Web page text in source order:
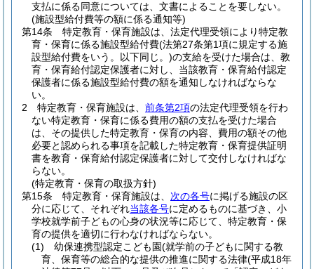
支払に係る同意については、文書によることを要しない。
(施設型給付費等の額に係る通知等)
第14条
特定教育・保育施設は、法定代理受領により特定教
育・保育に係る施設型給付費(法第27条第1項に規定する施
設型給付費をいう。以下同じ。)の支給を受けた場合は、教
育・保育給付認定保護者に対し、当該教育・保育給付認定
保護者に係る施設型給付費の額を通知しなければならな
い。
2
特定教育・保育施設は、 前条第2項の法定代理受領を行わ
ない特定教育・保育に係る費用の額の支払を受けた場合
は、その提供した特定教育・保育の内容、費用の額その他
必要と認められる事項を記載した特定教育・保育提供証明
書を教育・保育給付認定保護者に対して交付しなければな
らない。
(特定教育・保育の取扱方針)
第15条
特定教育・保育施設は、 次の各号に掲げる施設の区
分に応じて、それぞれ当該各号に定めるものに基づき、小
学校就学前子どもの心身の状況等に応じて、特定教育・保
育の提供を適切に行わなければならない。
(1)
幼保連携型認定こども園(就学前の子どもに関する教
育、保育等の総合的な提供の推進に関する法律(平成18年